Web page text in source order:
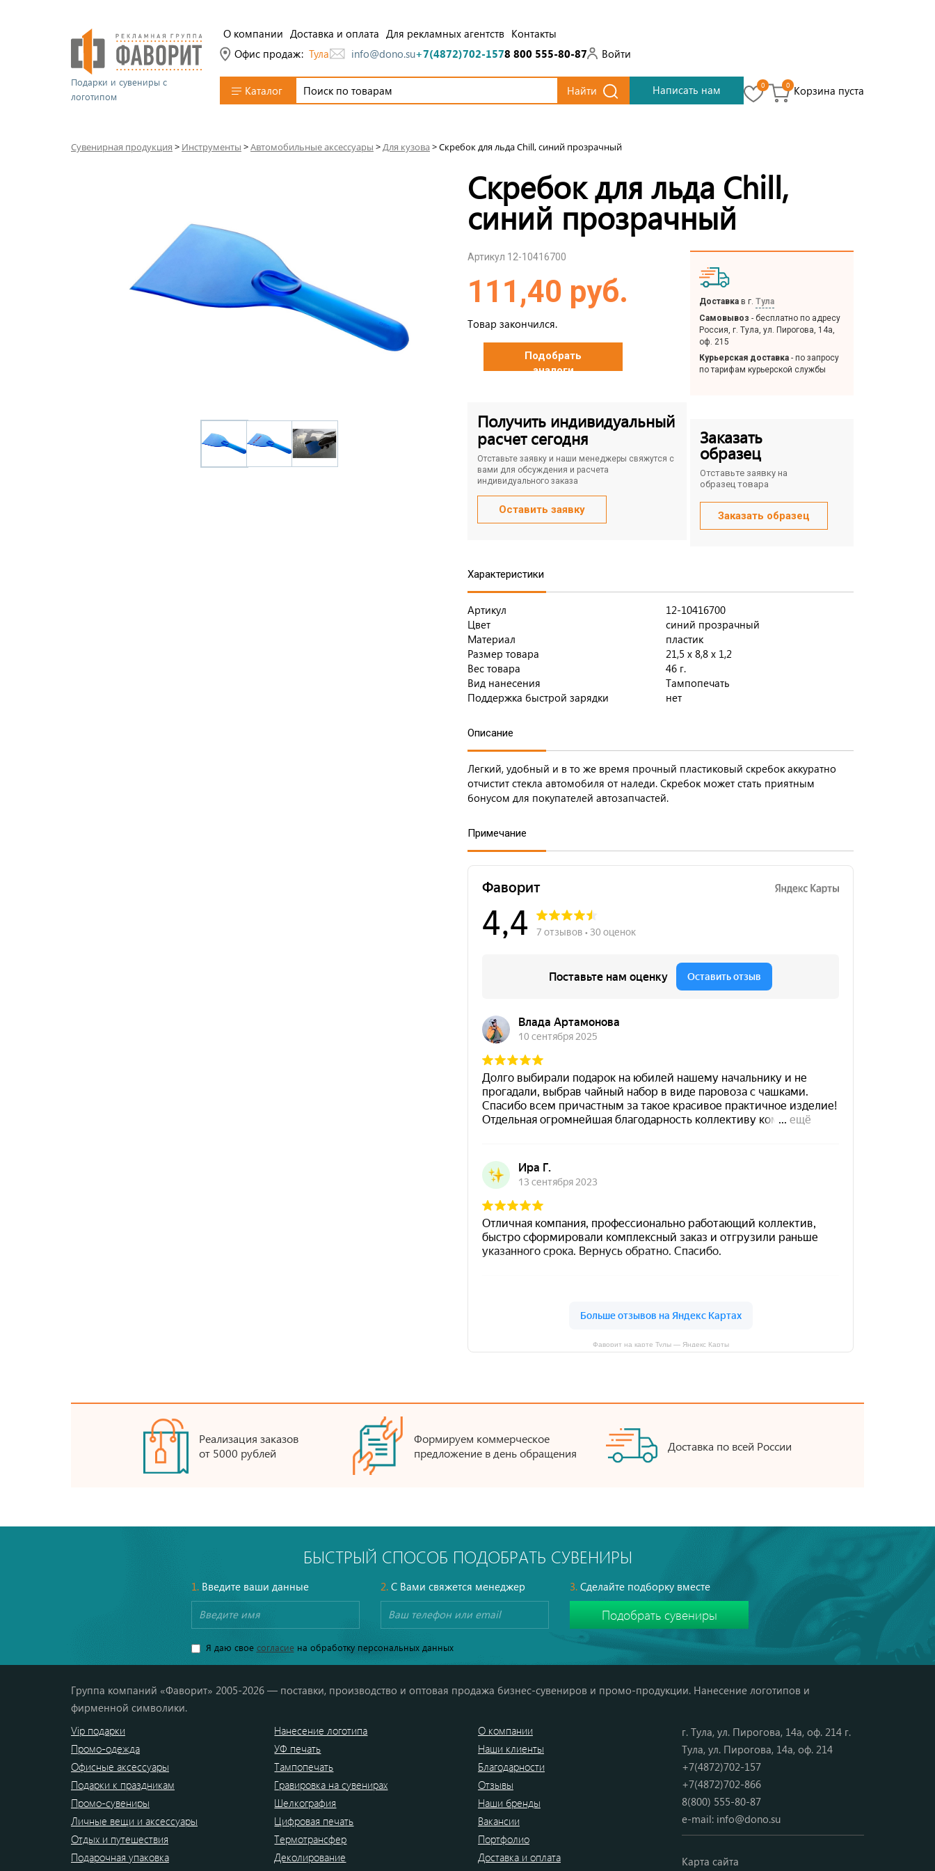
Подарки и сувениры с
логотипом
О компании Доставка и оплата Для рекламных агентств Контакты
Офис продаж: Тула info@dono.su+7(4872)702-1578 800 555-80-87 Войти
Каталог Найти Написать нам 0 0 Корзина пуста
Сувенирная продукция > Инструменты >Автомобильные аксессуары >Для кузова>Скребок для льда Chill, синий прозрачный
Скребок для льда Chill,
синий прозрачный
Артикул 12-10416700
111,40 руб.
Товар закончился.
Подобрать
аналоги
Получить индивидуальный
расчет сегодня
Отставьте заявку и наши менеджеры свяжутся с
вами для обсуждения и расчета
индивидуального заказа
Оставить заявку
Доставка в г. Тула
Самовывоз - бесплатно по адресу
Россия, г. Тула, ул. Пирогова, 14а,
оф. 215
Курьерская доставка - по запросу
по тарифам курьерской службы
Заказать
образец
Отставьте заявку на
образец товара
Заказать образец
Характеристики
Артикул
12-10416700
Цвет
синий прозрачный
Материал
пластик
Размер товара
21,5 х 8,8 х 1,2
Вес товара
46 г.
Вид нанесения
Тампопечать
Поддержка быстрой зарядки
нет
Описание
Легкий, удобный и в то же время прочный пластиковый скребок аккуратно
отчистит стекла автомобиля от наледи. Скребок может стать приятным
бонусом для покупателей автозапчастей.
Примечание
Фаворит на карте Тулы — Яндекс Карты
Реализация заказов
от 5000 рублей
Формируем коммерческое
предложение в день обращения
Доставка по всей России
БЫСТРЫЙ СПОСОБ ПОДОБРАТЬ СУВЕНИРЫ
1.Введите ваши данные 2.С Вами свяжется менеджер 3. Сделайте подборку вместе
Я даю свое согласиена обработку персональных данных
Группа компаний «Фаворит» 2005-2026 — поставки, производство и оптовая продажа бизнес-сувениров и промо-продукции. Нанесение логотипов и
фирменной символики.
Vip подарки
Промо-одежда
Офисные аксессуары
Подарки к праздникам
Промо-сувениры
Личные вещи и аксессуары
Отдых и путешествия
Подарочная упаковка
Нанесение логотипа
УФ печать
Тампопечать
Гравировка на сувенирах
Шелкография
Цифровая печать
Термотрансфер
Деколирование
О компании
Наши клиенты
Благодарности
Отзывы
Наши бренды
Вакансии
Портфолио
Доставка и оплата
г. Тула, ул. Пирогова, 14а, оф. 214 г.
Тула, ул. Пирогова, 14а, оф. 214
+7(4872)702-157
+7(4872)702-866
8(800) 555-80-87
e-mail: info@dono.su
Карта сайта